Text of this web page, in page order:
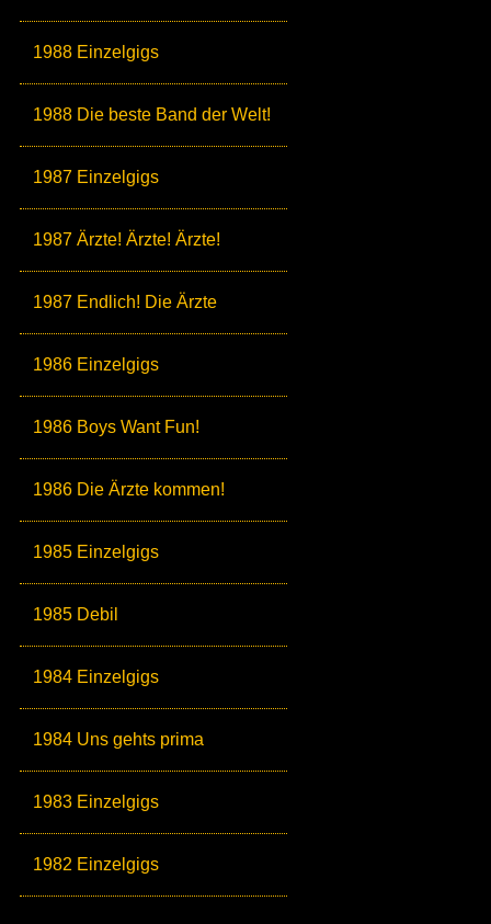
1988 Einzelgigs
1988 Die beste Band der Welt!
1987 Einzelgigs
1987 Ärzte! Ärzte! Ärzte!
1987 Endlich! Die Ärzte
1986 Einzelgigs
1986 Boys Want Fun!
1986 Die Ärzte kommen!
1985 Einzelgigs
1985 Debil
1984 Einzelgigs
1984 Uns gehts prima
1983 Einzelgigs
1982 Einzelgigs